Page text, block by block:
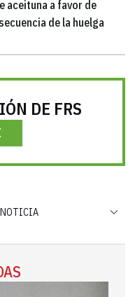
aceituna a favor de
de la huelga
DE FRS
NOTICIA